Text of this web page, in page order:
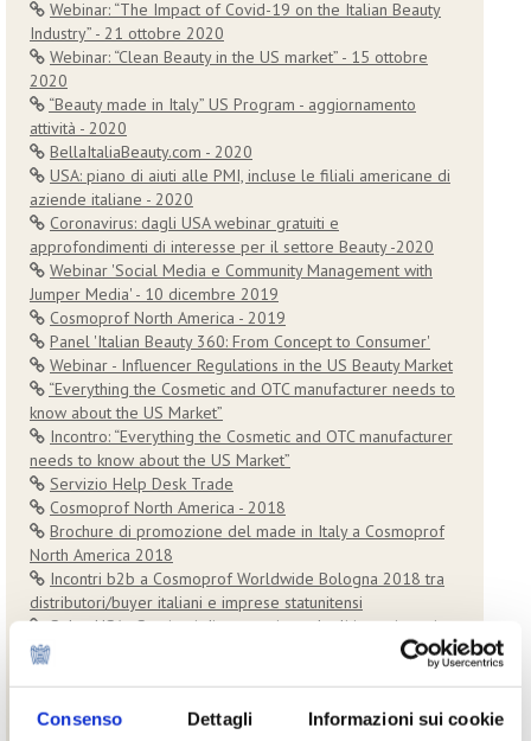
Consenso Dettagli Informazioni sui cookie
Webinar: “The Impact of Covid-19 on the Italian Beauty
Industry” - 21 ottobre 2020
Webinar: “Clean Beauty in the US market” - 15 ottobre
2020
“Beauty made in Italy” US Program - aggiornamento
attività - 2020
BellaItaliaBeauty.com - 2020
USA: piano di aiuti alle PMI, incluse le filiali americane di
aziende italiane - 2020
Coronavirus: dagli USA webinar gratuiti e
approfondimenti di interesse per il settore Beauty -2020
Webinar 'Social Media e Community Management with
Jumper Media' - 10 dicembre 2019
Cosmoprof North America - 2019
Panel 'Italian Beauty 360: From Concept to Consumer'
Webinar - Influencer Regulations in the US Beauty Market
“Everything the Cosmetic and OTC manufacturer needs to
know about the US Market”
Incontro: “Everything the Cosmetic and OTC manufacturer
needs to know about the US Market”
Servizio Help Desk Trade
Cosmoprof North America - 2018
Brochure di promozione del made in Italy a Cosmoprof
North America 2018
Incontri b2b a Cosmoprof Worldwide Bologna 2018 tra
distributori/buyer italiani e imprese statunitensi
SelectUSA - Seminari di promozione degli investimenti
negli USA: Torino 27 febbraio 2018, Verona 28 febbraio
dell’US Beauty Desk